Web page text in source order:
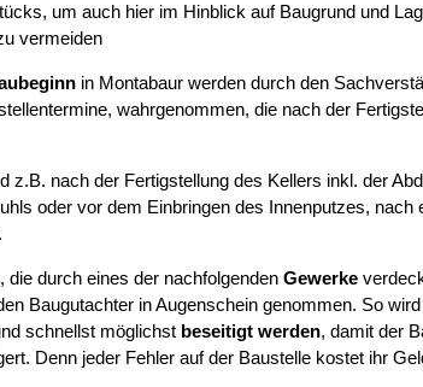
um auch hier im Hinblick auf Baugrund und
vermeiden
in Montabaur werden durch den
wahrgenommen, die nach der
z.B. nach der Fertigstellung des Kellers inkl. der
oder vor dem Einbringen des Innenputzes, nach
die durch eines der nachfolgenden Gewerke
Baugutachter in Augenschein genommen. So
schnellst möglichst beseitigt werden, damit der
Denn jeder Fehler auf der Baustelle kostet ihr